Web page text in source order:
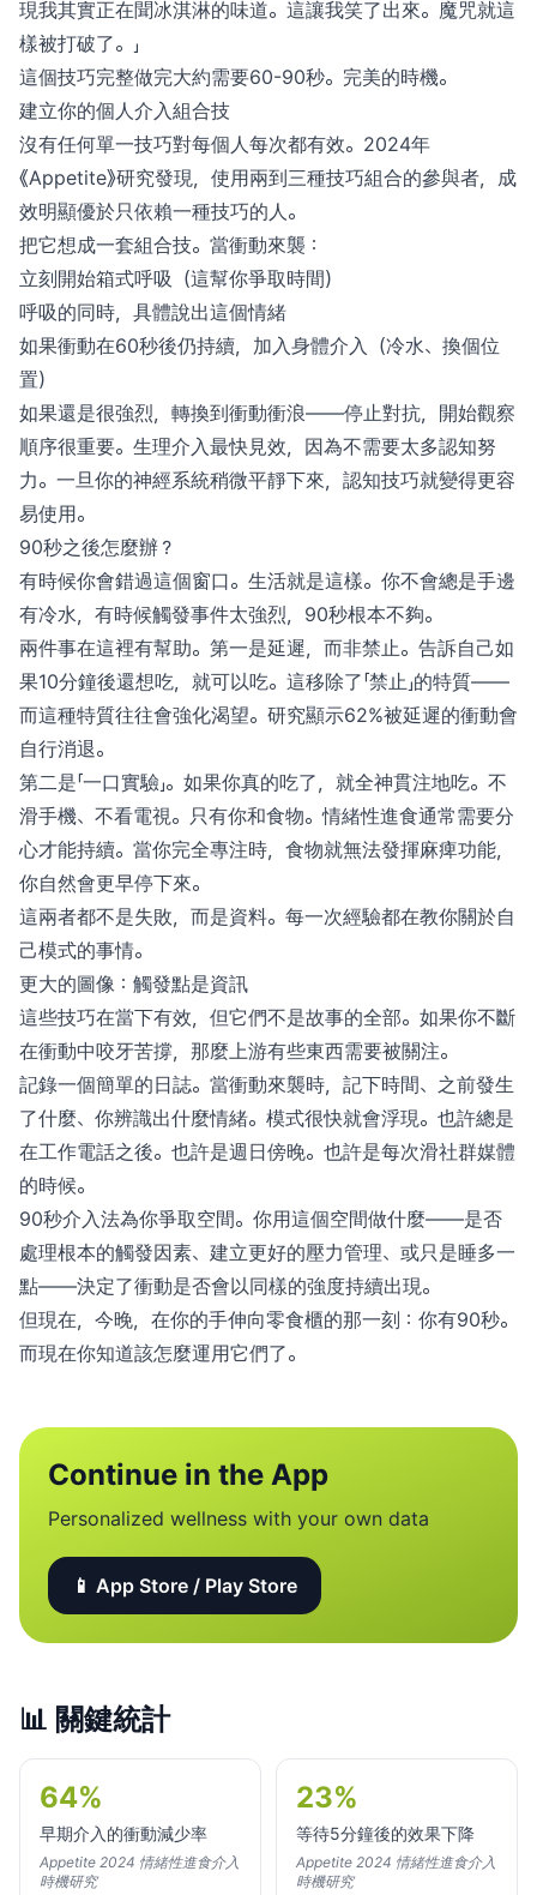
現我其實正在聞冰淇淋的味道。這讓我笑了出來。魔咒就這
樣被打破了。」
這個技巧完整做完大約需要60-90秒。完美的時機。
建立你的個人介入組合技
沒有任何單一技巧對每個人每次都有效。2024年
《Appetite》研究發現，使用兩到三種技巧組合的參與者，成
效明顯優於只依賴一種技巧的人。
把它想成一套組合技。當衝動來襲：
立刻開始箱式呼吸（這幫你爭取時間）
呼吸的同時，具體說出這個情緒
如果衝動在60秒後仍持續，加入身體介入（冷水、換個位
置）
如果還是很強烈，轉換到衝動衝浪——停止對抗，開始觀察
順序很重要。生理介入最快見效，因為不需要太多認知努
力。一旦你的神經系統稍微平靜下來，認知技巧就變得更容
易使用。
90秒之後怎麼辦？
有時候你會錯過這個窗口。生活就是這樣。你不會總是手邊
有冷水，有時候觸發事件太強烈，90秒根本不夠。
兩件事在這裡有幫助。第一是延遲，而非禁止。告訴自己如
果10分鐘後還想吃，就可以吃。這移除了「禁止」的特質——
而這種特質往往會強化渴望。研究顯示62%被延遲的衝動會
自行消退。
第二是「一口實驗」。如果你真的吃了，就全神貫注地吃。不
滑手機、不看電視。只有你和食物。情緒性進食通常需要分
心才能持續。當你完全專注時，食物就無法發揮麻痺功能，
你自然會更早停下來。
這兩者都不是失敗，而是資料。每一次經驗都在教你關於自
己模式的事情。
更大的圖像：觸發點是資訊
這些技巧在當下有效，但它們不是故事的全部。如果你不斷
在衝動中咬牙苦撐，那麼上游有些東西需要被關注。
記錄一個簡單的日誌。當衝動來襲時，記下時間、之前發生
了什麼、你辨識出什麼情緒。模式很快就會浮現。也許總是
在工作電話之後。也許是週日傍晚。也許是每次滑社群媒體
的時候。
90秒介入法為你爭取空間。你用這個空間做什麼——是否
處理根本的觸發因素、建立更好的壓力管理、或只是睡多一
點——決定了衝動是否會以同樣的強度持續出現。
但現在，今晚，在你的手伸向零食櫃的那一刻：你有90秒。
而現在你知道該怎麼運用它們了。
Continue in the App
Personalized wellness with your own data
📱 App Store / Play Store
📊 關鍵統計
64%
早期介入的衝動減少率
Appetite 2024 情緒性進食介入
時機研究
23%
等待5分鐘後的效果下降
Appetite 2024 情緒性進食介入
時機研究